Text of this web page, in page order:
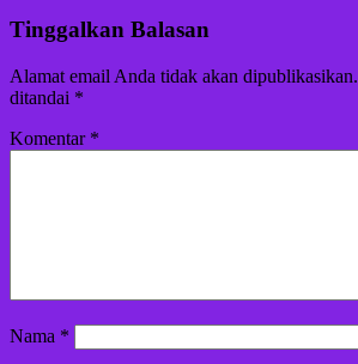
Tinggalkan Balasan
Alamat email Anda tidak akan dipublikasikan.
ditandai *
Komentar *
Nama *